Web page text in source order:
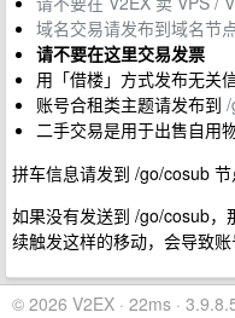
域名交易请发布到域名节
请不要在这里交易发票
用「借楼」方式发布无关
账号合租类主题请发布到
二手交易是用于出售自用
拼车信息请发到 /go/cosub 节
如果没有发送到 /go/cosub
续触发这样的移动，会导致账
© 2026 V2EX · 22ms ·